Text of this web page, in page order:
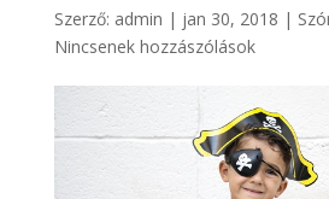
Szerző: admin | jan 30, 2018 |
Nincsenek hozzászólások